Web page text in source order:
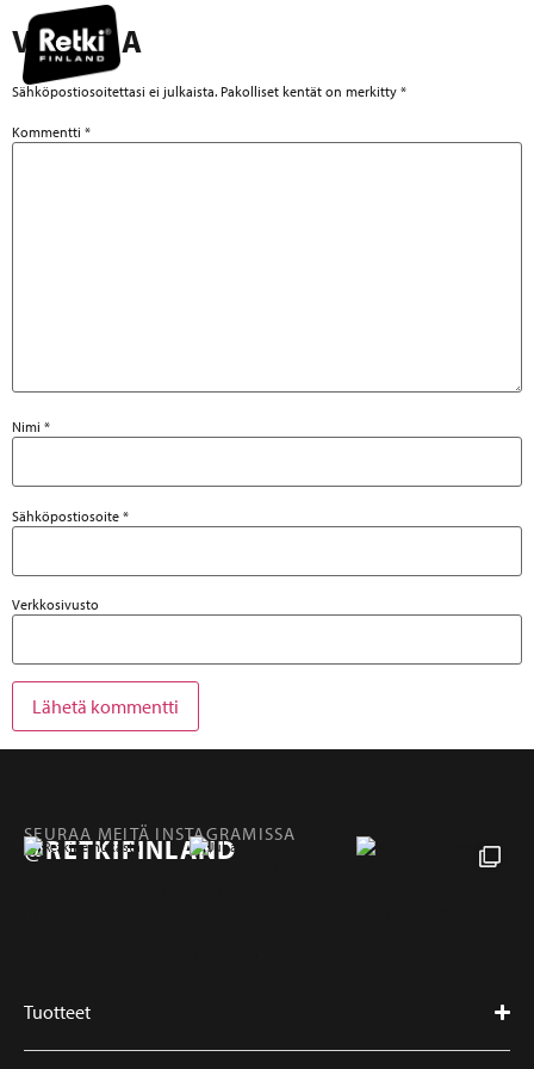
VASTAA
Sähköpostiosoitettasi ei julkaista. Pakolliset kentät on merkitty *
Kommentti *
Nimi *
Sähköpostiosoite *
Verkkosivusto
SEURAA MEITÄ INSTAGRAMISSA
@RETKIFINLAND
Tuotteet